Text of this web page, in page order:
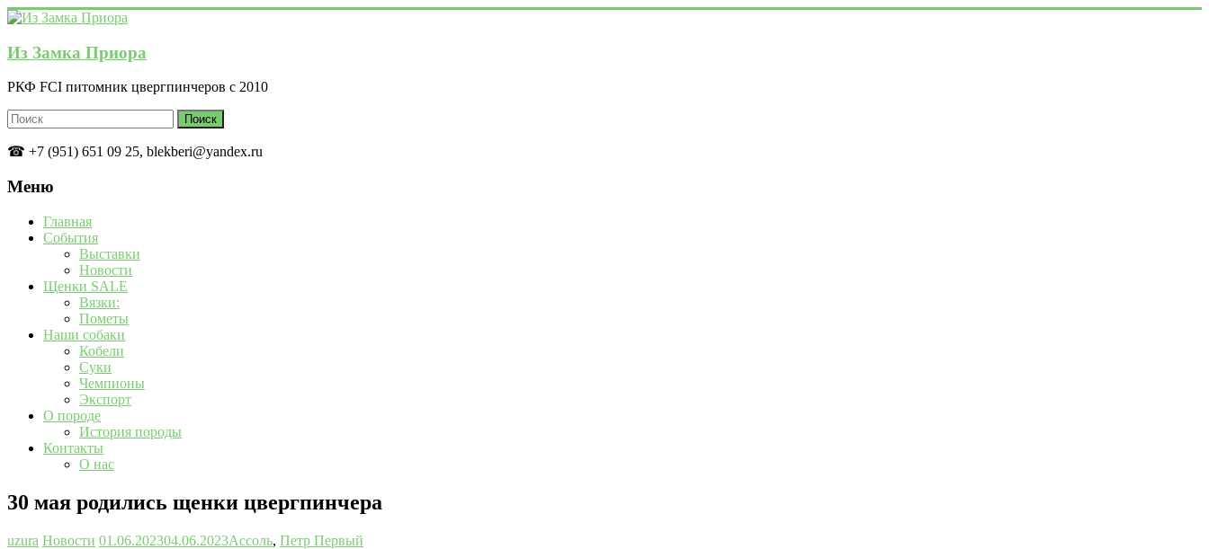
Перейти
содержимому
Из Замка Приора
РКФ FCI питомник цвергпинчеров с 2010
☎ +7 (951) 651 09 25, blekberi@yandex.ru
Меню
Главная
События
Выставки
Новости
Щенки SALE
Вязки:
Пометы
Наши собаки
Кобели
Суки
Чемпионы
Экспорт
О породе
История породы
Контакты
О нас
30 мая родились щенки цвергпинчера
uzura Новости 01.06.202304.06.2023Ассоль, Петр Первый